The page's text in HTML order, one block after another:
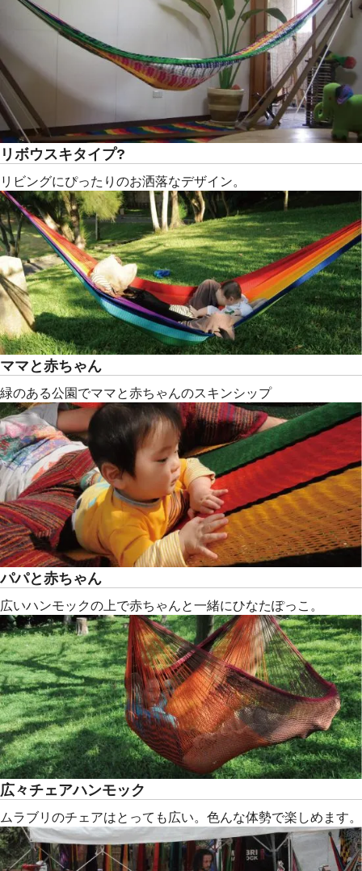
リボウスキタイプ?
リビングにぴったりのお洒落なデザイン。
ママと赤ちゃん
緑のある公園でママと赤ちゃんのスキンシップ
パパと赤ちゃん
広いハンモックの上で赤ちゃんと一緒にひなたぽっこ。
広々チェアハンモック
ムラブリのチェアはとっても広い。色んな体勢で楽しめます。